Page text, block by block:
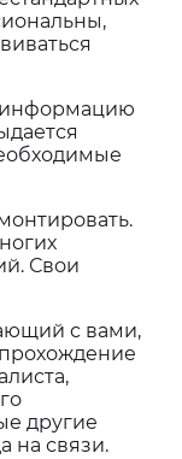
информацию
Свои
с вами,
другие
на связи.